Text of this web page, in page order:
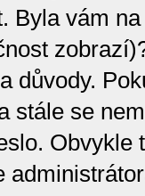
Byla vám
důvody.
stále se
Obvykle